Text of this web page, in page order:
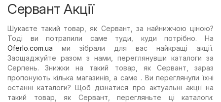
Сервант Акції
Шукаєте такий товар, як Сервант, за найнижчою ціною?
Тоді ви потрапили саме туди, куди потрібно. На
Oferlo.com.ua ми зібрали для вас найкращі акції.
Заощаджуйте разом з нами, переглянувши каталоги за
Серпень. Знижки на такий товар, як Сервант, зараз
пропонують кілька магазинів, а саме . Ви переглянули їхні
останні каталоги? Щоб дізнатися про актуальні акції на
такий товар, як Сервант, перегляньте ці каталоги: